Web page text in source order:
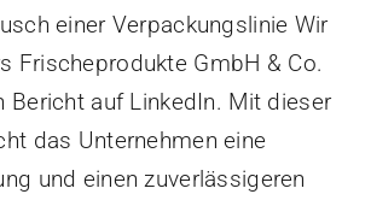
einer Verpackungslinie Wir
Frischeprodukte GmbH & Co.
Bericht auf LinkedIn. Mit dieser
das Unternehmen eine
und einen zuverlässigeren